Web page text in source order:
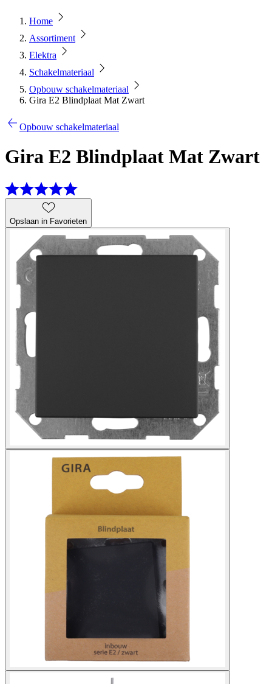
Home
Assortiment
Elektra
Schakelmateriaal
Opbouw schakelmateriaal
Gira E2 Blindplaat Mat Zwart
Opbouw schakelmateriaal
Gira E2 Blindplaat Mat Zwart
Opslaan in Favorieten